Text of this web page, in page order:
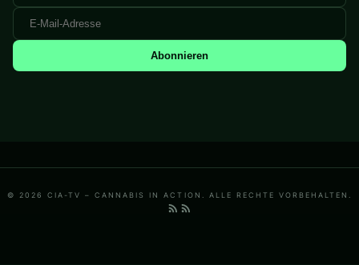
Abonnieren
© 2026 CIA-TV – CANNABIS IN ACTION. ALLE RECHTE VORBEHALTEN.